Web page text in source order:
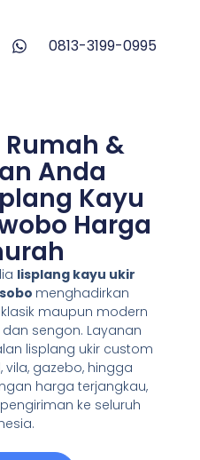
0813-3199-0995
&
Anda
Kayu
Harga
lisplang kayu ukir
menghadirkan
maupun modern
sengon. Layanan
lisplang ukir custom
vila, gazebo, hingga
harga terjangkau,
ke seluruh